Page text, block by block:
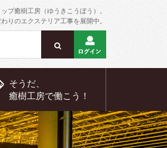
プ癒樹工房（ゆうきこうぼう）。
りのエクステリア工事を展開中。
そうだ、
癒樹工房で働こう！